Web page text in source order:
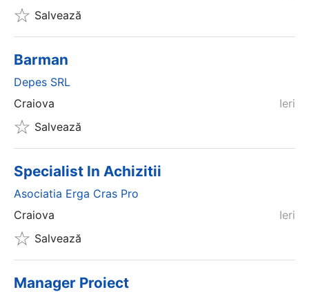
Salvează
Barman
Depes SRL
Ieri
Craiova
Salvează
Specialist In Achizitii
Asociatia Erga Cras Pro
Ieri
Craiova
Salvează
Manager Proiect